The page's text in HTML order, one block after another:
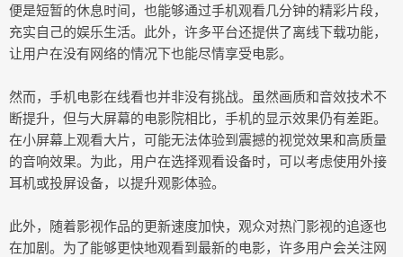
便是短暂的休息时间，也能够通过手机观看几分钟的精彩片段，
充实自己的娱乐生活。此外，许多平台还提供了离线下载功能，
让用户在没有网络的情况下也能尽情享受电影。
然而，手机电影在线看也并非没有挑战。虽然画质和音效技术不
断提升，但与大屏幕的电影院相比，手机的显示效果仍有差距。
在小屏幕上观看大片，可能无法体验到震撼的视觉效果和高质量
的音响效果。为此，用户在选择观看设备时，可以考虑使用外接
耳机或投屏设备，以提升观影体验。
此外，随着影视作品的更新速度加快，观众对热门影视的追逐也
在加剧。为了能够更快地观看到最新的电影，许多用户会关注网